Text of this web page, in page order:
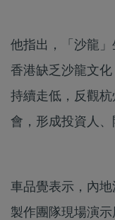
他指出，「沙龍
香港缺乏沙龍文
持續走低，反觀
會，形成投資人、
車品覺表示，內
製作團隊現場演